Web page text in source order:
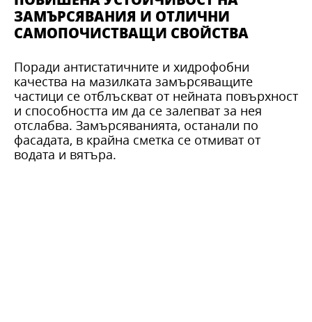
ЗАМЪРСЯВАНИЯ И ОТЛИЧНИ
САМОПОЧИСТВАЩИ СВОЙСТВА
Поради антистатичните и хидрофобни
качества на мазилката замърсяващите
частици се отблъскват от нейната повърхност
и способността им да се залепват за нея
отслабва. Замърсяванията, останали по
фасадата, в крайна сметка се отмиват от
водата и вятъра.